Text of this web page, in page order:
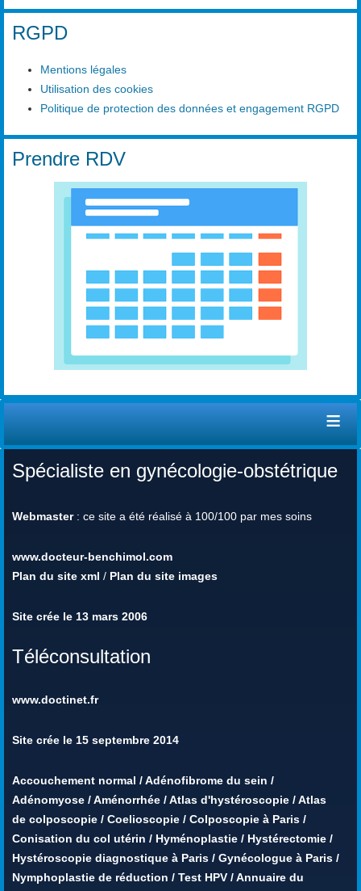
RGPD
Mentions légales
Utilisation des cookies
Politique de protection des données et engagement RGPD
Prendre RDV
≡
Spécialiste en gynécologie-obstétrique
Webmaster: ce site a été réalisé à 100/100 par mes soins
www.docteur-benchimol.com
Plan du site xml / Plan du site images
Site crée le 13 mars 2006
Téléconsultation
www.doctinet.fr
Site crée le 15 septembre 2014
Accouchement normal /Adénofibrome du sein /
Adénomyose /Aménorrhée /Atlas d'hystéroscopie /Atlas
de colposcopie / Coelioscopie / Colposcopie à Paris /
Conisation du col utérin / Hyménoplastie / Hystérectomie /
Hystéroscopie diagnostique à Paris / Gynécologue à Paris /
Nymphoplastie de réduction / Test HPV /Annuaire du